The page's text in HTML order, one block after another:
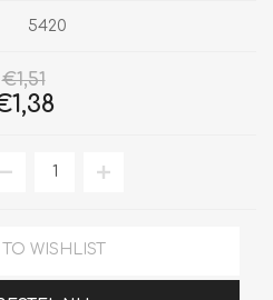
5420
€1,51
WISHLIST